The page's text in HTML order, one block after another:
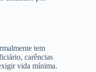
tem
carências
vida mínima.